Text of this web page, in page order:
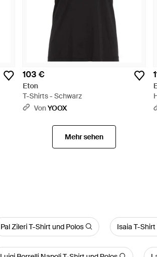
103 €
Eton
T-Shirts - Schwarz
VonYOOX
Mehr sehen
Pal Zileri T-Shirt und Polos Isaia T-